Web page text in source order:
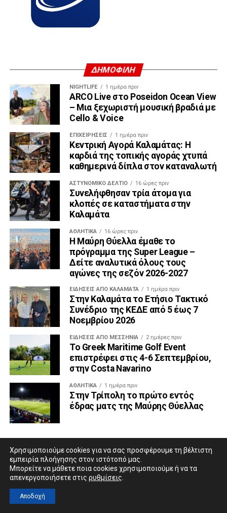
ΔΗΜΟΦΙΛΗ
NIGHTLIFE 1 ημέρα πριν
ARCO Live στο Poseidon Ocean View
– Μια ξεχωριστή μουσική βραδιά με
Cello & Voice
ΕΠΙΧΕΙΡΉΣΕΙΣ 1 ημέρα πριν
Κεντρική Αγορά Καλαμάτας: Η
καρδιά της τοπικής αγοράς χτυπά
καθημερινά δίπλα στον καταναλωτή
ΑΣΤΥΝΟΜΙΚΌ ΔΕΛΤΊΟ 16 ώρες πριν
Συνελήφθησαν τρία άτομα για
κλοπές σε καταστήματα στην
Καλαμάτα
ΑΘΛΗΤΙΚΆ 16 ώρες πριν
Η Μαύρη Θύελλα έμαθε το
πρόγραμμα της Super League –
Δείτε αναλυτικά όλους τους
αγώνες της σεζόν 2026-2027
ΕΙΔΗΣΕΙΣ ΑΠΟ ΚΑΛΑΜΑΤΑ 1 ημέρα πριν
Στην Καλαμάτα το Ετήσιο Τακτικό
Συνέδριο της ΚΕΔΕ από 5 έως 7
Νοεμβρίου 2026
ΕΙΔΉΣΕΙΣ ΑΠΟ ΜΕΣΣΗΝΊΑ 2 ημέρες πριν
Το Greek Maritime Golf Event
επιστρέφει στις 4-6 Σεπτεμβρίου,
στην Costa Navarino
ΑΘΛΗΤΙΚΆ 1 ημέρα πριν
Στην Τρίπολη το πρώτο εντός
έδρας ματς της Μαύρης Θύελλας
Χρησιμοποιούμε cookies για να σας προσφέρουμε τη βέλτιστη
εμπειρία πλοήγησης στον ιστότοπό μας.
Μπορείτε να μάθετε ποια cookies χρησιμοποιούμε ή να τα
απενεργοποιήσετε στις ρυθμίσεις
Αποδοχή